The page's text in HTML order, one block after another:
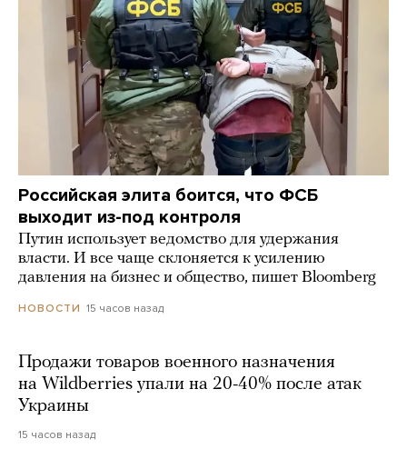
Российская элита боится, что ФСБ
выходит из-под контроля
Путин использует ведомство для удержания
власти. И все чаще склоняется к усилению
давления на бизнес и общество, пишет Bloomberg
НОВОСТИ 15 часов назад
Продажи товаров военного назначения
на Wildberries упали на 20-40% после атак
Украины
15 часов назад